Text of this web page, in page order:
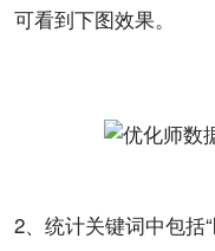
可看到下图效果。
2、统计关键词中包括